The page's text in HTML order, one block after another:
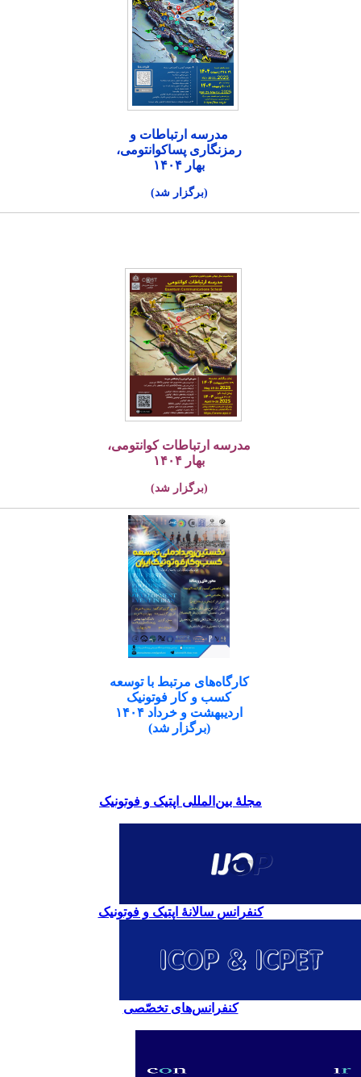
مدرسه ارتباطات و
رمزنگاری پساکوانتومی،
بهار ۱۴۰۴
(برگزار شد)
مدرسه ارتباطات کوانتومی،
بهار ۱۴۰۴
(برگزار شد)
کارگاه‌های مرتبط با توسعه
کسب و کار فوتونیک
اردیبهشت و خرداد ۱۴۰۴
(برگزار شد)
مجلۀ بین‌المللی اپتیک و فوتونیک
کنفرانس سالانۀ اپتیک و فوتونیک
کنفرانس‌های تخصّصی